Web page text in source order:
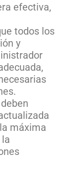
efectiva,
todos los
y
máxima